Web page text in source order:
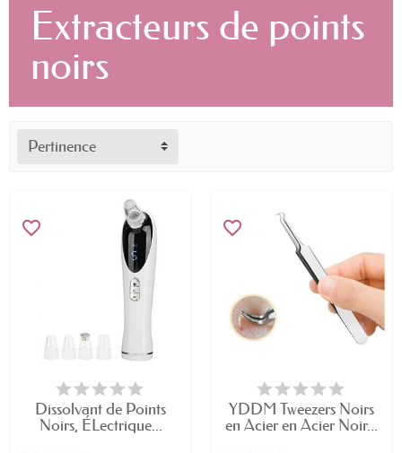
Extracteurs de points
noirs
Pertinence
favorite_border
Dissolvant de Points
Noirs, ÉLectrique...
favorite_border
YDDM Tweezers Noirs
en Acier en Acier Noir...